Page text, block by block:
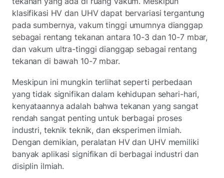
klasifikasi HV dan UHV dapat bervariasi tergantung
pada sumbernya, vakum tinggi umumnya dianggap
sebagai rentang tekanan antara 10-3 dan 10-7 mbar,
dan vakum ultra-tinggi dianggap sebagai rentang
tekanan di bawah 10-7 mbar.
Meskipun ini mungkin terlihat seperti perbedaan
yang tidak signifikan dalam kehidupan sehari-hari,
kenyataannya adalah bahwa tekanan yang sangat
rendah sangat penting untuk berbagai proses
industri, teknik teknik, dan eksperimen ilmiah.
Dengan demikian, peralatan HV dan UHV memiliki
banyak aplikasi signifikan di berbagai industri dan
disiplin ilmiah.